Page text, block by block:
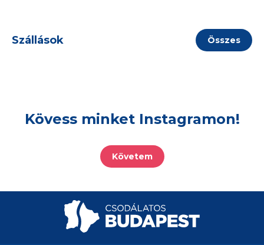
Szállások Összes
Kövess minket Instagramon!
Követem